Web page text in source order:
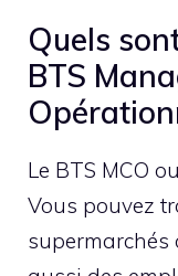
Quels
BTS
Le BTS MCO
Vous pouvez
supermarchés